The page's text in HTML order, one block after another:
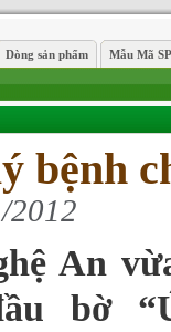
Dòng sản phẩm Mẫu Mã SP
bệnh
2012
An
bờ